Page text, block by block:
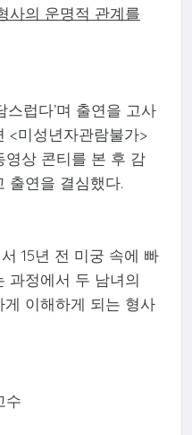
사의 운명적 관계를
스럽다’며 출연을 고사
<미성년자관람불가>
영상 콘티를 본 후 감
출연을 결심했다.
15년 전 미궁 속에 빠
과정에서 두 남녀의
이해하게 되는 형사